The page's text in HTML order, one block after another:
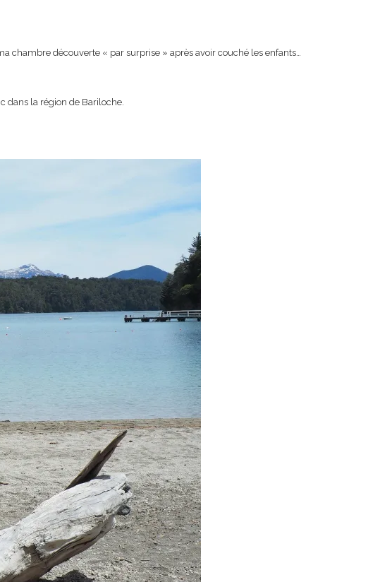
chambre découverte « par surprise » après avoir couché les enfants…
dans la région de Bariloche.